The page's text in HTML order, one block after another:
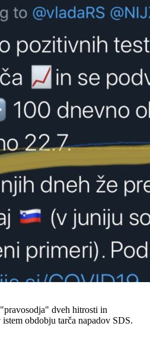
dveh hitrosti in
obdobju tarča napadov SDS.